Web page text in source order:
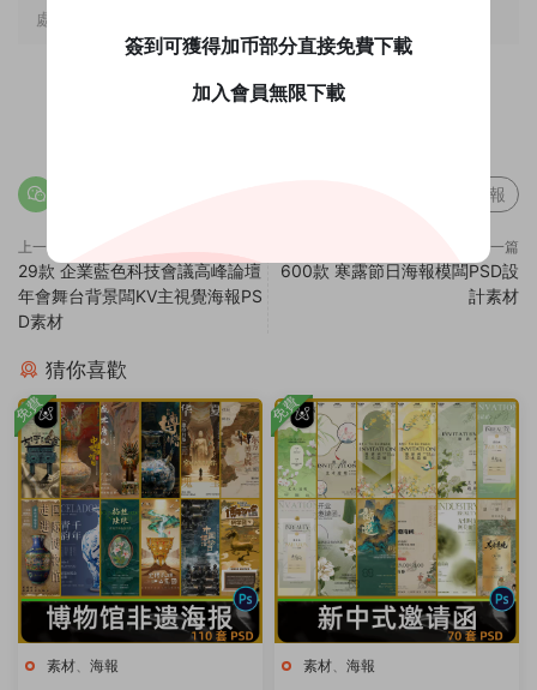
處。
分享海報
上一篇
29款 企業藍色科技會議高峰論壇
年會舞台背景闆KV主視覺海報PS
D素材
下一篇
600款 寒露節日海報模闆PSD設
計素材
猜你喜歡
素材、 海報
免費
素材、 海報
免費
簽到可獲得加币部分直接免費下載
加入會員無限下載